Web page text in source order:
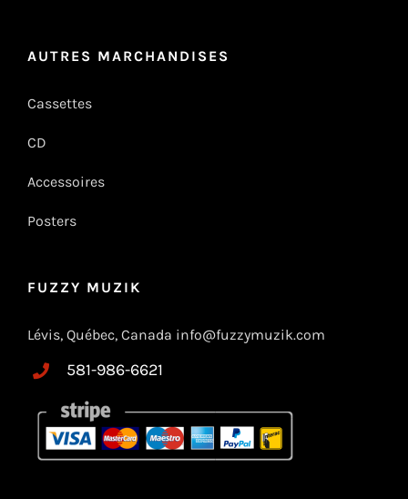
AUTRES MARCHANDISES
Cassettes
CD
Accessoires
Posters
FUZZY MUZIK
Lévis, Québec, Canada info@fuzzymuzik.com
581-986-6621